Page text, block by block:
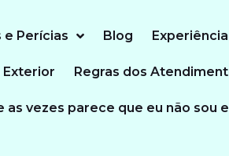
e Perícias Blog Experiência
Exterior Regras dos
as vezes parece que eu não sou